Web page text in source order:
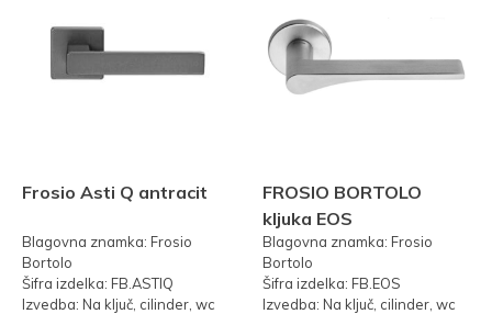
Frosio Asti Q antracit
Blagovna znamka: Frosio
Bortolo
Šifra izdelka: FB.ASTIQ
Izvedba: Na ključ, cilinder, wc
FROSIO BORTOLO
kljuka EOS
Blagovna znamka: Frosio
Bortolo
Šifra izdelka: FB.EOS
Izvedba: Na ključ, cilinder, wc